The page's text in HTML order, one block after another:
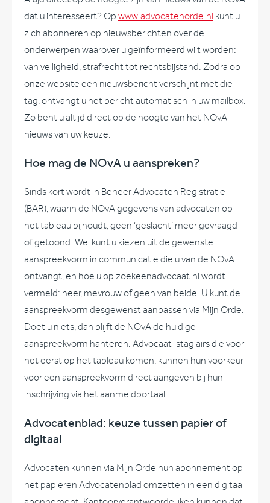
dat u interesseert? Op www.advocatenorde.nl kunt u
zich abonneren op nieuwsberichten over de
onderwerpen waarover u geïnformeerd wilt worden:
van veiligheid, strafrecht tot rechtsbijstand. Zodra op
onze website een nieuwsbericht verschijnt met die
tag, ontvangt u het bericht automatisch in uw mailbox.
Zo bent u altijd direct op de hoogte van het NOvA-
nieuws van uw keuze.
Hoe mag de NOvA u aanspreken?
Sinds kort wordt in Beheer Advocaten Registratie
(BAR), waarin de NOvA gegevens van advocaten op
het tableau bijhoudt, geen ‘geslacht’ meer gevraagd
of getoond. Wel kunt u kiezen uit de gewenste
aanspreekvorm in communicatie die u van de NOvA
ontvangt, en hoe u op zoekeenadvocaat.nl wordt
vermeld: heer, mevrouw of geen van beide. U kunt de
aanspreekvorm desgewenst aanpassen via Mijn Orde.
Doet u niets, dan blijft de NOvA de huidige
aanspreekvorm hanteren. Advocaat-stagiairs die voor
het eerst op het tableau komen, kunnen hun voorkeur
voor een aanspreekvorm direct aangeven bij hun
inschrijving via het aanmeldportaal.
Advocatenblad: keuze tussen papier of
digitaal
Advocaten kunnen via Mijn Orde hun abonnement op
het papieren Advocatenblad omzetten in een digitaal